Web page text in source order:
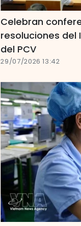
Celebran
resoluciones del
del PCV
29/07/2026 13:42